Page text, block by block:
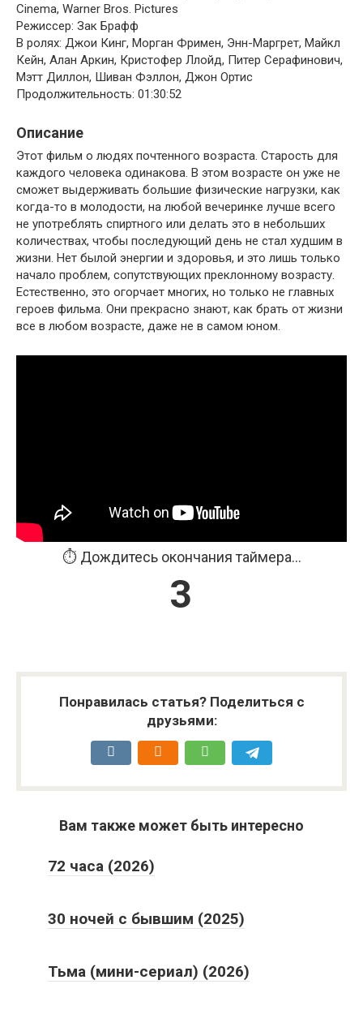
Cinema, Warner Bros. Pictures
Режиссер: Зак Брафф
В ролях: Джои Кинг, Морган Фримен, Энн-Маргрет, Майкл
Кейн, Алан Аркин, Кристофер Ллойд, Питер Серафинович,
Мэтт Диллон, Шиван Фэллон, Джон Ортис
Продолжительность: 01:30:52
Описание
Этот фильм о людях почтенного возраста. Старость для
каждого человека одинакова. В этом возрасте он уже не
сможет выдерживать большие физические нагрузки, как
когда-то в молодости, на любой вечеринке лучше всего
не употреблять спиртного или делать это в небольших
количествах, чтобы последующий день не стал худшим в
жизни. Нет былой энергии и здоровья, и это лишь только
начало проблем, сопутствующих преклонному возрасту.
Естественно, это огорчает многих, но только не главных
героев фильма. Они прекрасно знают, как брать от жизни
все в любом возрасте, даже не в самом юном.
⏱️ Дождитесь окончания таймера...
3
Понравилась статья? Поделиться с
друзьями:
Вам также может быть интересно
72 часа (2026)
30 ночей с бывшим (2025)
Тьма (мини-сериал) (2026)